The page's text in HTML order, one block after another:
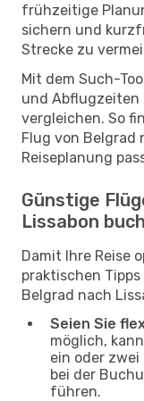
frühzeitige
sichern und
Strecke zu
Mit dem Such-
und Abflugzeiten
vergleichen. So
Flug von Belgrad
Reiseplanung
Günstige
Lissabon
Damit Ihre Reise
praktischen
Belgrad nach
Seien Sie
möglich,
ein oder zwei
bei der
führen.